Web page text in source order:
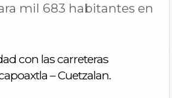
mil 683 habitantes en
con las carreteras
– Cuetzalan.